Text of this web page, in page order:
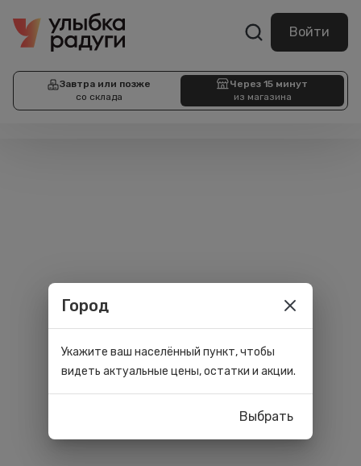
Войти
Завтра или позже
со склада
Через 15 минут
из магазина
Город
Укажите ваш населённый пункт, чтобы
видеть актуальные цены, остатки и акции.
Выбрать